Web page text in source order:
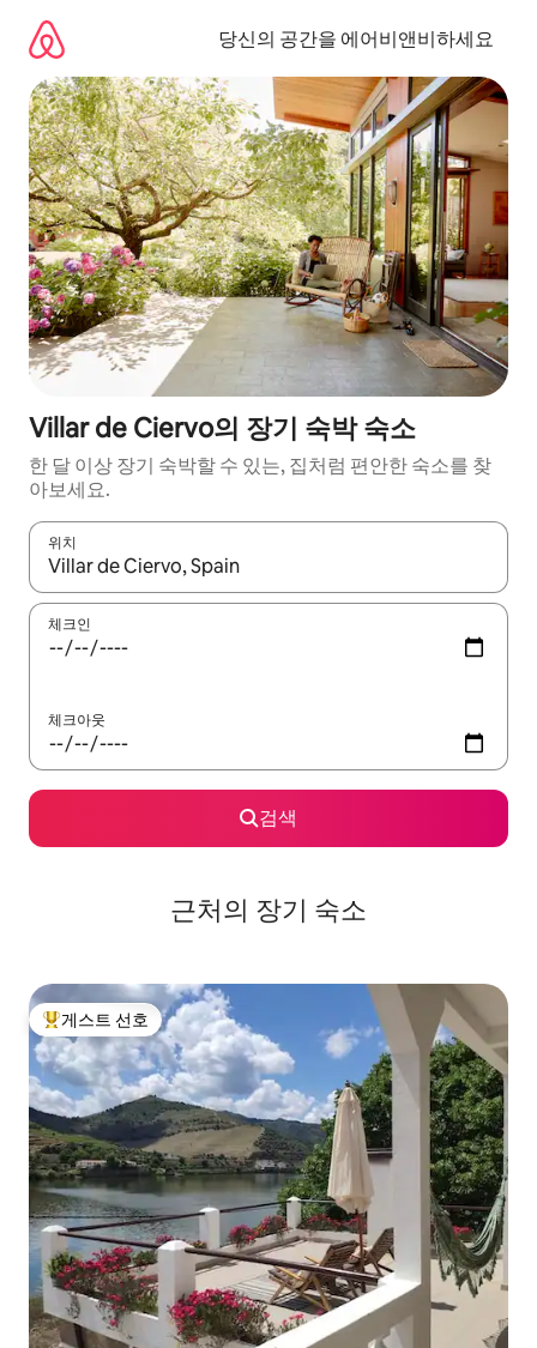
당신의 공간을 에어비앤비하세요
Villar de Ciervo의 장기 숙박 숙소
한 달 이상 장기 숙박할 수 있는, 집처럼 편안한 숙소를 찾
아보세요.
위치
결과가 나오면 위·아래 화살표 키를 사용하거나 터치 또는 스와이
체크인
체크아웃
검색
근처의 장기 숙소
상위 게스트 선호
게스트 선호